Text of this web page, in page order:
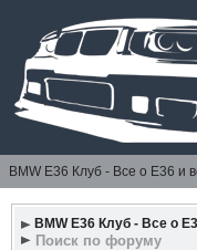
BMW E36 Клуб - Все о Е36 и
BMW E36 Клуб - Все о
Поиск по форуму